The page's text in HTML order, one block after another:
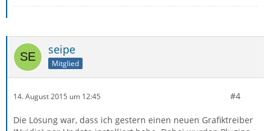
seipe
Mitglied
14. August 2015 um 12:45 #4
Die Lösung war, dass ich gestern einen neuen Grafiktreiber